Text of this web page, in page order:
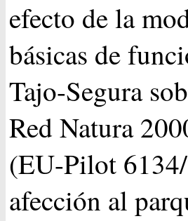
efecto de la
básicas de
Tajo-Segura
Red Natura
(EU-Pilot
afección al